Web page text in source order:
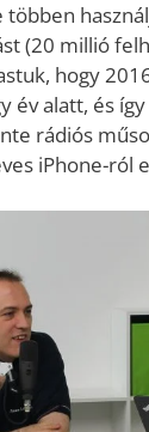
(20 millió
hogy
év alatt, és
rádiós
iPhone-ról